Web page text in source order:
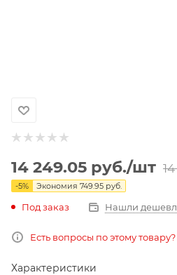
14 249.05 руб./шт
-5% Экономия 749.95 руб.
Под заказ Нашли
Есть вопросы по этому
Характеристики